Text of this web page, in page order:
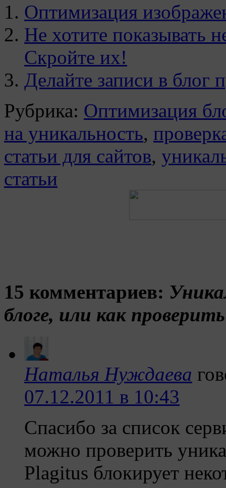
Оптимизация
Не хотите показывать
Скройте их!
Делайте записи в блог
Рубрика: Оптимизация
на уникальность,
статьи для сайтов,
статьи
15 комментариев:
блоге, или как
Наталья Нуждаева
07.12.2011 в 10:43
Спасибо за список
можно проверить
Plagitus блокирует